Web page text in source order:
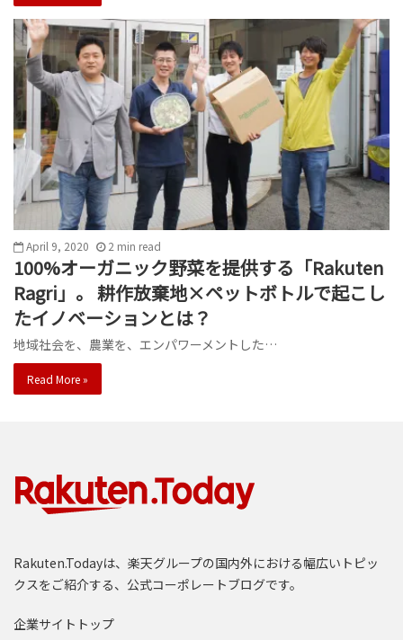
April 9, 2020 2 min read
100%オーガニック野菜を提供する「Rakuten
Ragri」。 耕作放棄地×ペットボトルで起こし
たイノベーションとは？
地域社会を、農業を、エンパワーメントした…
Read More »
Rakuten.Todayは、楽天グループの国内外における幅広いトピッ
クスをご紹介する、公式コーポレートブログです。
企業サイトトップ